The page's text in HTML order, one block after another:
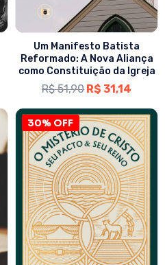
Um Manifesto Batista
Reformado: A Nova Aliança
como Constituição da Igreja
R$51,90 R$ 31,14
30% OFF